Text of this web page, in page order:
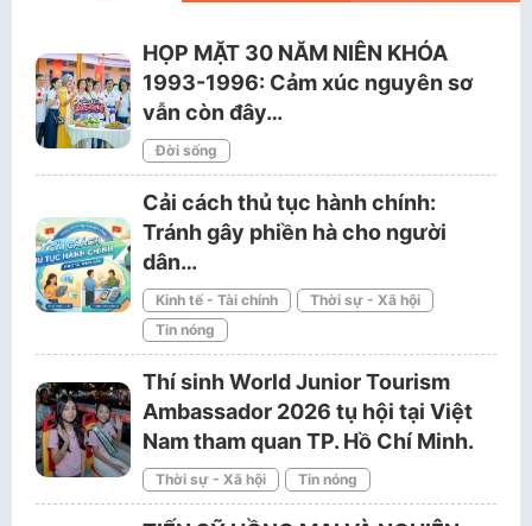
HỌP MẶT 30 NĂM NIÊN KHÓA
1993-1996: Cảm xúc nguyên sơ
vẫn còn đây…
Đời sống
Cải cách thủ tục hành chính:
Tránh gây phiền hà cho người
dân…
Kinh tế - Tài chính
Thời sự - Xã hội
Tin nóng
Thí sinh World Junior Tourism
Ambassador 2026 tụ hội tại Việt
Nam tham quan TP. Hồ Chí Minh.
Thời sự - Xã hội Tin nóng